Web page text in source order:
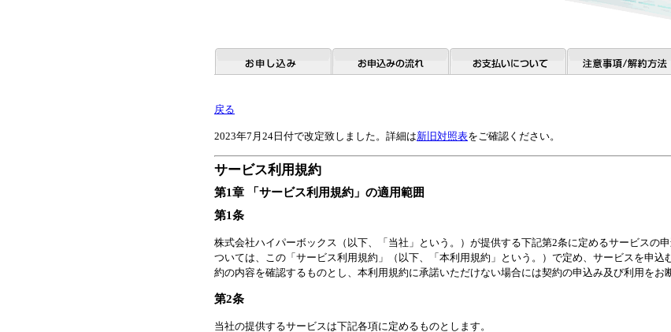
戻る
2023年7月24日付で改定致しました。詳細は新旧対照表をご確認ください。
サービス利用規約
第1章 「サービス利用規約」の適用範囲
第1条
株式会社ハイパーボックス（以下、「当社」という。）が提供する下記第2条に定めるサービスの
ついては、この「サービス利用規約」（以下、「本利用規約」という。）で定め、サービスを申込
約の内容を確認するものとし、本利用規約に承諾いただけない場合には契約の申込み及び利用をお
第2条
当社の提供するサービスは下記各項に定めるものとします。